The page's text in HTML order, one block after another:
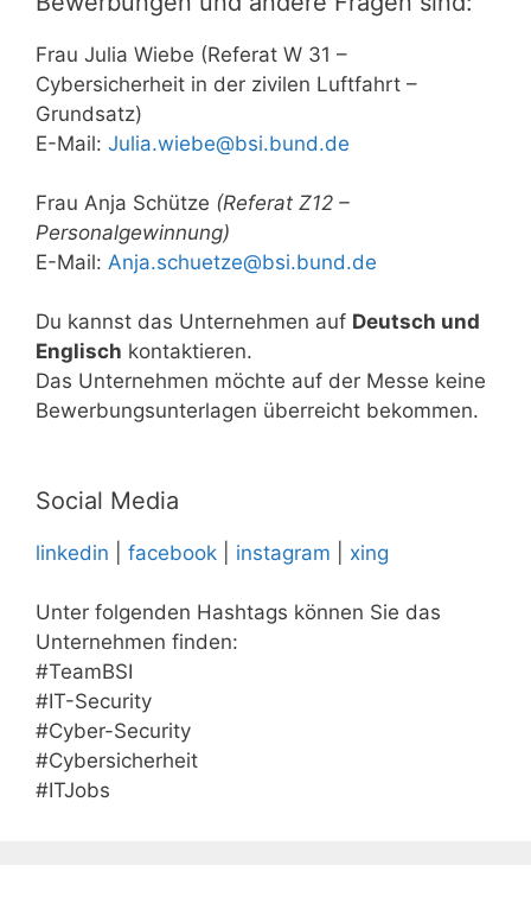
Frau Julia Wiebe (Referat W 31 –
Cybersicherheit in der zivilen Luftfahrt –
Grundsatz)
E-Mail: Julia.wiebe@bsi.bund.de
Frau Anja Schütze (Referat Z12 –
Personalgewinnung)
E-Mail: Anja.schuetze@bsi.bund.de
Du kannst das Unternehmen auf Deutsch und
Englisch kontaktieren.
Das Unternehmen möchte auf der Messe keine
Bewerbungsunterlagen überreicht bekommen.
Social Media
linkedin facebook instagram xing
Unter folgenden Hashtags können Sie das
Unternehmen finden:
#TeamBSI
#IT-Security
#Cyber-Security
#Cybersicherheit
#ITJobs